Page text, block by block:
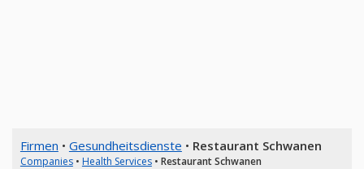
Firmen • Gesundheitsdienste • Restaurant Schwanen
Companies• Health Services• Restaurant Schwanen